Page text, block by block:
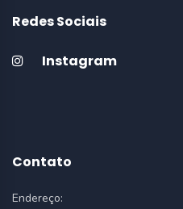
Redes Sociais
Instagram
Contato
Endereço: